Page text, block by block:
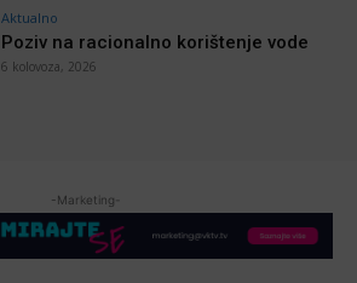
Aktualno
Poziv na racionalno korištenje vode
6 kolovoza, 2026
-Marketing-